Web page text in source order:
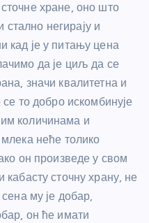
хране, оно што
негирају и
кад је у питању цена
да је циљ да се
значи квалитетна и
то добро искомбинује
количинама и
неће толико
он произведе у свом
кабасту сточну храну, не
сена му је добар,
он ће имати